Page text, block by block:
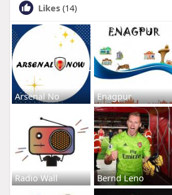
Likes (14)
Arsenal No Enagpur
Radio Wall Bernd Leno